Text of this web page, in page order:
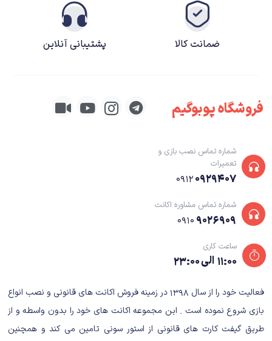
CupHead Dont Deal With the Evil
داستان بازی cuphead ساده است؛ در این بازی دو برادر ایفای نقش می کنند که با
کند. با توجه به این موضوع بایستی تمام تلاش خود را به کار گیرند تا مانع از
تسخیر روح خود توسط شیطان شوند. در این مسیر باس هایی پیش روی آن ها
ممکن است تصور کنید که از بین بردن این باس ها کار ساده ای نیست؛ اما به هیچ
ضمانت کالا پشتیبانی آنلاین
فروشگاه پوبوگیم
شماره تماس نصب بازی و
تعمیرات
۰۹۱۲۰۹۲۹۴۰۷
شماره تماس مشاوره اکانت
۰۹۱۰ ۹۰۲۶۹۰۹
ساعت کاری
۱۱:۰۰ الی ۲۳:۰۰
فعالیت خود را از سال ۱۳۹۸ در زمینه فروش اکانت های قانونی و نصب انواع
بازی شروع نموده است . این مجموعه اکانت های خود را بدون واسطه و از
طریق گیفت کارت های قانونی از استور سونی تامین می کند و همچنین